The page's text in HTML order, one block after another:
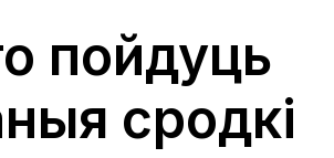
пойдуць
сродкі